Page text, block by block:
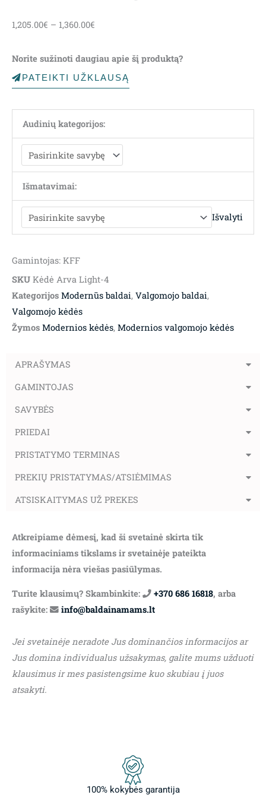
1,205.00€ – 1,360.00€
through
1,360.00€
Norite sužinoti daugiau apie šį produktą?
PATEIKTI UŽKLAUSĄ
Audinių kategorijos:
Išmatavimai:
Išvalyti
Gamintojas: KFF
SKU Kėdė Arva Light-4
Kategorijos Modernūs baldai, Valgomojo baldai,
Valgomojo kėdės
Žymos Modernios kėdės, Modernios valgomojo kėdės
APRAŠYMAS
GAMINTOJAS
SAVYBĖS
PRIEDAI
PRISTATYMO TERMINAS
PREKIŲ PRISTATYMAS/ATSIĖMIMAS
ATSISKAITYMAS UŽ PREKES
Atkreipiame dėmesį, kad ši svetainė skirta tik
informaciniams tikslams ir svetainėje pateikta
informacija nėra viešas pasiūlymas.
Turite klausimų? Skambinkite: +370 686 16818, arba
rašykite:
info@baldainamams.lt
Jei svetainėje neradote Jus dominančios informacijos ar
Jus domina individualus užsakymas, galite mums užduoti
klausimus ir mes pasistengsime kuo skubiau į juos
atsakyti.
100% kokybės garantija